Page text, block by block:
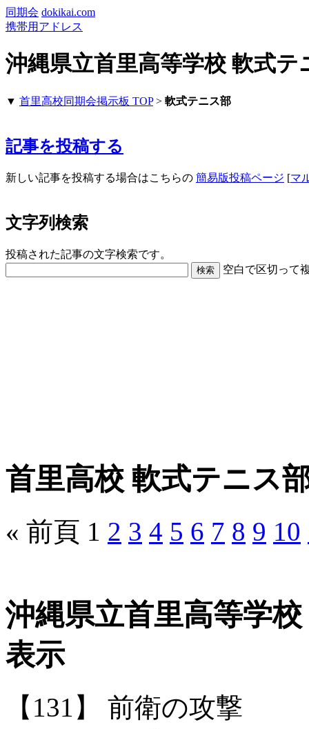
同期会 dokikai.com
携帯用アドレス
沖縄県立首里高等学校 軟式テ
▼ 首里高校同期会掲示板 TOP> 軟式テニス部
記事を投稿する
新しい記事を投稿する場合はこちらの 簡易版投稿ページ [マ
文字列検索
投稿された記事の文字検索です。
空白で区切って
首里高校 軟式テニス
« 前頁 1 2 3 4 5 6 7 8 9 10
沖縄県立首里高等学
表示
【131】 前衛の攻撃